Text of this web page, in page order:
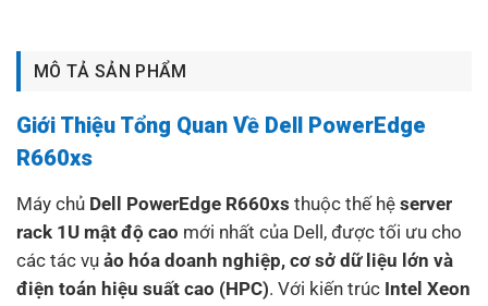
MÔ TẢ SẢN PHẨM
Giới Thiệu Tổng Quan Về Dell PowerEdge
R660xs
Máy chủ Dell PowerEdge R660xs thuộc thế hệ server
rack 1U mật độ cao mới nhất của Dell, được tối ưu cho
các tác vụ ảo hóa doanh nghiệp, cơ sở dữ liệu lớn và
điện toán hiệu suất cao (HPC). Với kiến trúc Intel Xeon